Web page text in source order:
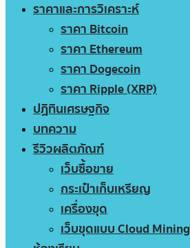
ราคาและการวิเคราะห์
ราคา Bitcoin
ราคา Ethereum
ราคา Dogecoin
ราคา Ripple (XRP)
ปฏิทินเศรษฐกิจ
บทความ
รีวิวผลิตภัณฑ์
เว็บซื้อขาย
กระเป๋าเก็บเหรียญ
เครื่องขุด
เว็บขุดแบบ Cloud Mining